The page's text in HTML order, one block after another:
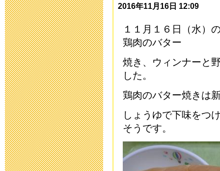
教育ボランテ
2023年5月11日
保健関係書類
研究中間報告
2023年3月20日
研究中間報告
2016年11月16日 12:09
１１月１６日（水）
鶏肉のバター
焼き、 ウィンナーと
した。
鶏肉のバター焼きは
しょうゆで下味をつ
そうです。